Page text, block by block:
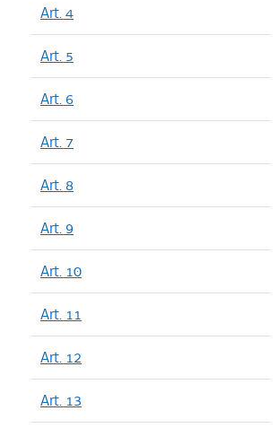
Art. 4
Art. 5
Art. 6
Art. 7
Art. 8
Art. 9
Art. 10
Art. 11
Art. 12
Art. 13